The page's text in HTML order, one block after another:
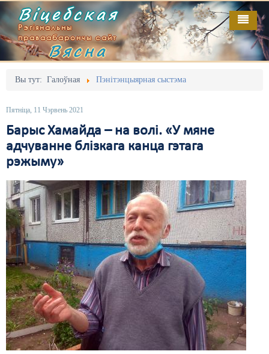
Віцебская
Рэгіянальны
праваабарончы сайт
Вясна
Вы тут: Галоўная Пэнітэнцыярная сыстэма
Пятніца, 11 Чэрвень 2021
Барыс Хамайда – на волі. «У мяне
адчуванне блізкага канца гэтага
рэжыму»
Галоўная
Адміністрацыйны перасьлед
Безбар'ернае асяродзьдзе
Выбары
Дзяржава
Дыскрымінацыя
Затрыманьні
Карная псыхіятрыя
КПЧ ААН
Культурныя правы
ЛПП
Выданьні
Кантакт
Пра нас